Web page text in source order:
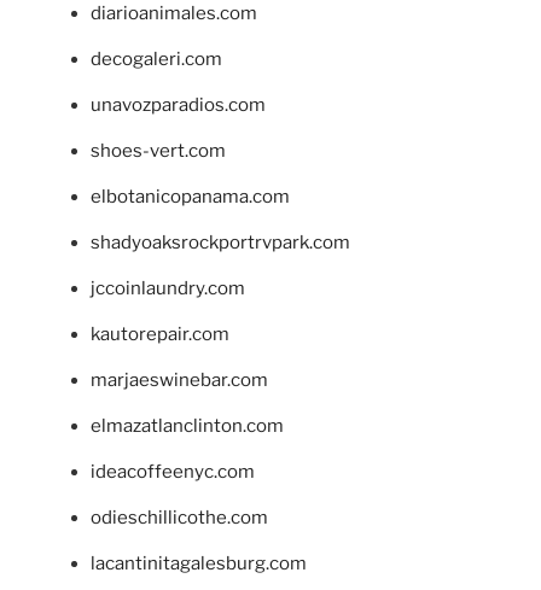
diarioanimales.com
decogaleri.com
unavozparadios.com
shoes-vert.com
elbotanicopanama.com
shadyoaksrockportrvpark.com
jccoinlaundry.com
kautorepair.com
marjaeswinebar.com
elmazatlanclinton.com
ideacoffeenyc.com
odieschillicothe.com
lacantinitagalesburg.com